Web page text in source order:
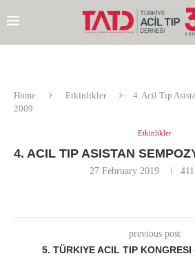
Home Etkinlikler
4. Acil Tıp
2009
Etkinlikler
4. ACIL TIP ASISTAN
27 February 2019 411
previous post
5. TÜRKIYE ACIL TIP